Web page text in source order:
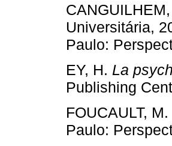
Universitária,
Paulo:
EY, H. La
Publishing
FOUCAULT, M.
Paulo: